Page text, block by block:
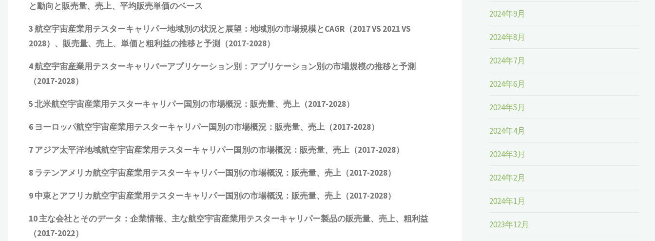
と動向 と販売量、売上、平均販売単価のベース
3航空宇宙産業用テスターキャリパー地域別の状況と展望：地域別の市場規模とCAGR（2017 VS 2021 VS
2028）、販売量、売上、単価と粗利益の推移と予測（2017-2028）
4航空宇宙産業用テスターキャリパーアプリケーション別：アプリケーション別の市場規模の推移と予測
（2017-2028）
5北米航空宇宙産業用テスターキャリパー国別の市場概況：販売量、売上（2017-2028）
6 ヨーロッパ航空宇宙産業用テスターキャリパー国別の市場概況：販売量、売上（2017-2028）
7アジア太平洋地域航空宇宙産業用テスターキャリパー国別の市場概況：販売量、売上（2017-2028）
8 ラテンアメリカ航空宇宙産業用テスターキャリパー国別の市場概況：販売量、売上（2017-2028）
9中東とアフリカ航空宇宙産業用テスターキャリパー国別の市場概況：販売量、売上（2017-2028）
10主な会社とそのデータ：企業情報、主な航空宇宙産業用テスターキャリパー製品の販売量、売上、粗利益
（2017-2022）
2024年9月
2024年8月
2024年7月
2024年6月
2024年5月
2024年4月
2024年3月
2024年2月
2024年1月
2023年12月